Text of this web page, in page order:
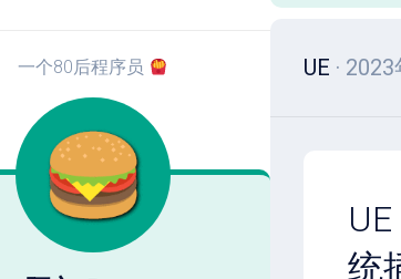
一个80后程序员 UE ·
统